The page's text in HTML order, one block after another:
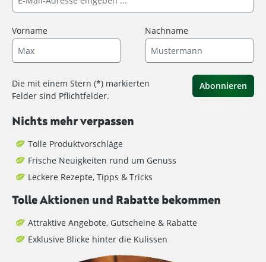
Vorname Nachname
Die mit einem Stern (*) markierten
Felder sind Pflichtfelder.
Abonnieren
Nichts mehr verpassen
Tolle Produktvorschläge
Frische Neuigkeiten rund um Genuss
Leckere Rezepte, Tipps & Tricks
Tolle Aktionen und Rabatte bekommen
Attraktive Angebote, Gutscheine & Rabatte
Exklusive Blicke hinter die Kulissen